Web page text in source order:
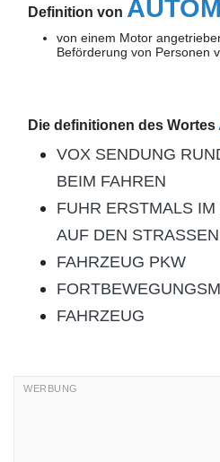
Definition von
von einem Motor
Beförderung von Personen
Die definitionen des Wortes
VOX SENDUNG
BEIM FAHREN
FUHR ERSTMALS
AUF DEN STRASSEN
FAHRZEUG PKW
FAHRZEUG